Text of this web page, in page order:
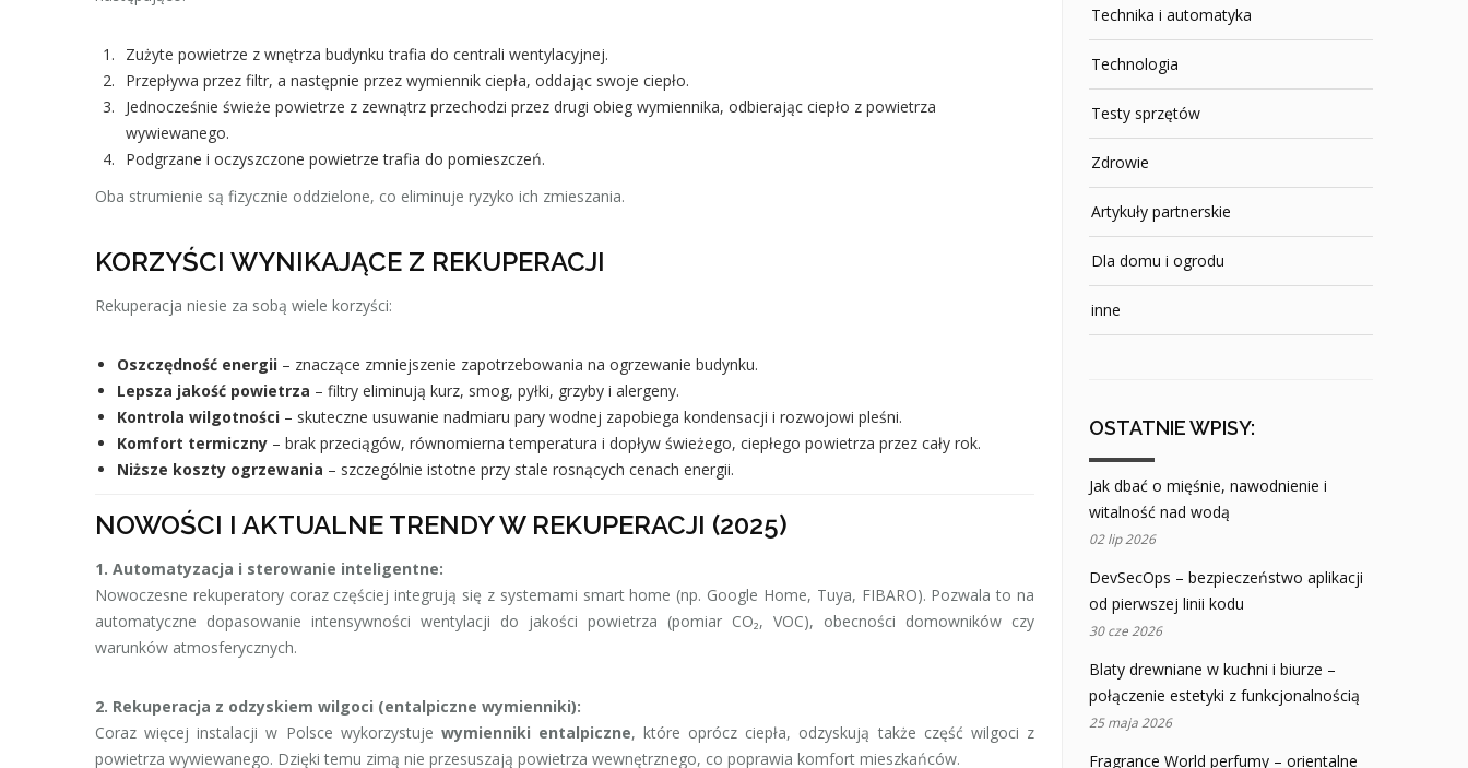
Zużyte powietrze z wnętrza budynku trafia do centrali wentylacyjnej.
Przepływa przez filtr, a następnie przez wymiennik ciepła, oddając swoje ciepło.
Jednocześnie świeże powietrze z zewnątrz przechodzi przez drugi obieg wymiennika, odbierając ciepło z powietrza
wywiewanego.
Podgrzane i oczyszczone powietrze trafia do pomieszczeń.
Oba strumienie są fizycznie oddzielone, co eliminuje ryzyko ich zmieszania.
KORZYŚCI WYNIKAJĄCE Z REKUPERACJI
Rekuperacja niesie za sobą wiele korzyści:
Oszczędność energii – znaczące zmniejszenie zapotrzebowania na ogrzewanie budynku.
Lepsza jakość powietrza – filtry eliminują kurz, smog, pyłki, grzyby i alergeny.
Kontrola wilgotności – skuteczne usuwanie nadmiaru pary wodnej zapobiega kondensacji i rozwojowi pleśni.
Komfort termiczny – brak przeciągów, równomierna temperatura i dopływ świeżego, ciepłego powietrza przez cały rok.
Niższe koszty ogrzewania – szczególnie istotne przy stale rosnących cenach energii.
NOWOŚCI I AKTUALNE TRENDY W REKUPERACJI (2025)
1. Automatyzacja i sterowanie inteligentne:
Nowoczesne rekuperatory coraz częściej integrują się z systemami smart home (np. Google Home, Tuya, FIBARO). Pozwala to na
automatyczne dopasowanie intensywności wentylacji do jakości powietrza (pomiar CO₂, VOC), obecności domowników czy
warunków atmosferycznych.
2. Rekuperacja z odzyskiem wilgoci (entalpiczne wymienniki):
Coraz więcej instalacji w Polsce wykorzystuje wymienniki entalpiczne, które oprócz ciepła, odzyskują także część wilgoci z
powietrza wywiewanego. Dzięki temu zimą nie przesuszają powietrza wewnętrznego, co poprawia komfort mieszkańców.
Technika i automatyka
Technologia
Testy sprzętów
Zdrowie
Artykuły partnerskie
Dla domu i ogrodu
inne
OSTATNIE WPISY:
Jak dbać o mięśnie, nawodnienie i
witalność nad wodą
02 lip 2026
DevSecOps – bezpieczeństwo aplikacji
od pierwszej linii kodu
30 cze 2026
Blaty drewniane w kuchni i biurze –
połączenie estetyki z funkcjonalnością
25 maja 2026
Fragrance World perfumy – orientalne